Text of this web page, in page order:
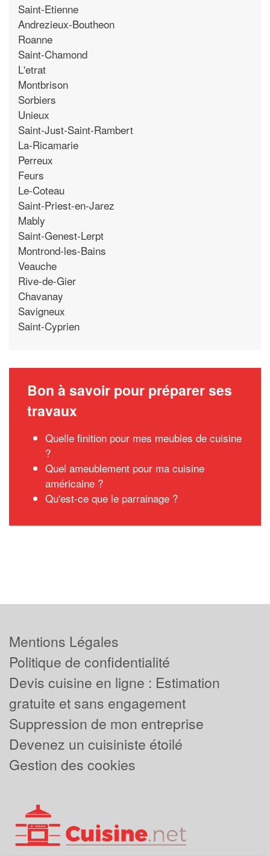
Saint-Etienne
Andrezieux-Boutheon
Roanne
Saint-Chamond
L'etrat
Montbrison
Sorbiers
Unieux
Saint-Just-Saint-Rambert
La-Ricamarie
Perreux
Feurs
Le-Coteau
Saint-Priest-en-Jarez
Mably
Saint-Genest-Lerpt
Montrond-les-Bains
Veauche
Rive-de-Gier
Chavanay
Savigneux
Saint-Cyprien
Bon à savoir pour préparer ses
travaux
Quelle finition pour mes meubles de cuisine
?
Quel ameublement pour ma cuisine
américaine ?
Qu'est-ce que le parrainage ?
Mentions Légales
Politique de confidentialité
Devis cuisine en ligne : Estimation
gratuite et sans engagement
Suppression de mon entreprise
Devenez un cuisiniste étoilé
Gestion des cookies